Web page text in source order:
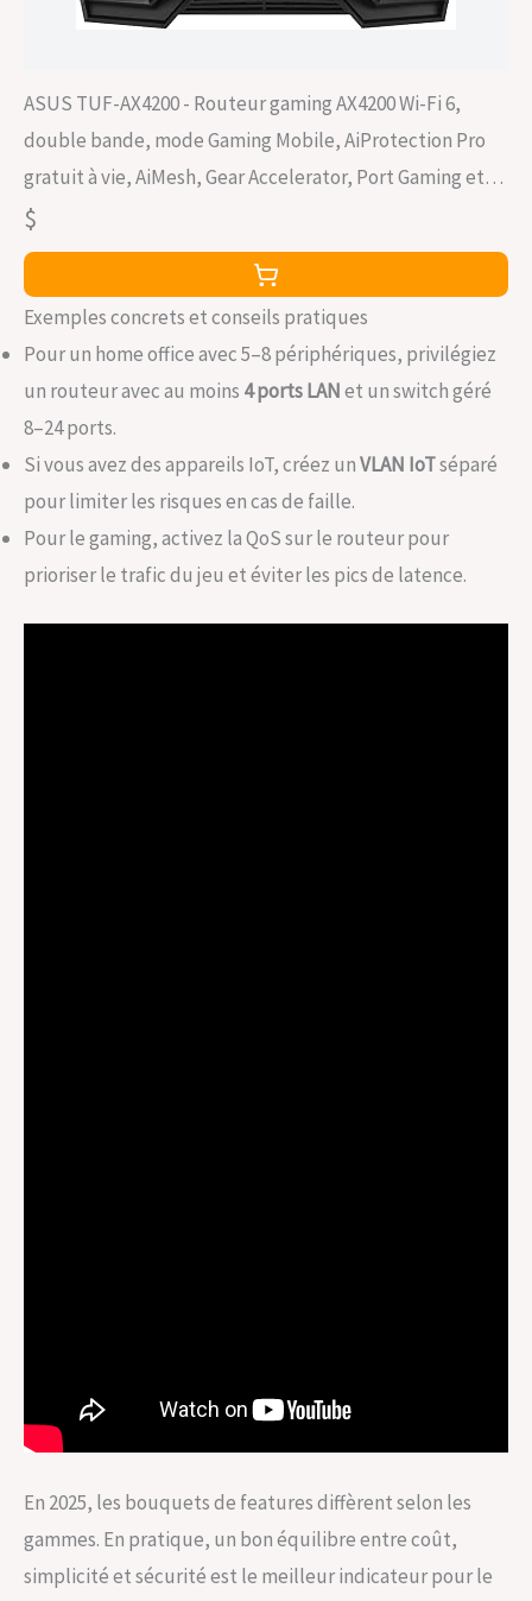
ASUS TUF-AX4200 - Routeur gaming AX4200 Wi-Fi 6,
double bande, mode Gaming Mobile, AiProtection Pro
gratuit à vie, AiMesh, Gear Accelerator, Port Gaming et
Adaptive QoS, Connexion mobile 4G et 5G
$
Exemples concrets et conseils pratiques
Pour un home office avec 5–8 périphériques, privilégiez
un routeur avec au moins 4 ports LANet un switch géré
8–24 ports.
Si vous avez des appareils IoT, créez unVLAN IoTséparé
pour limiter les risques en cas de faille.
Pour le gaming, activez la QoS sur le routeur pour
prioriser le trafic du jeu et éviter les pics de latence.
En 2025, les bouquets de features diffèrent selon les
gammes. En pratique, un bon équilibre entre coût,
simplicité et sécurité est le meilleur indicateur pour le